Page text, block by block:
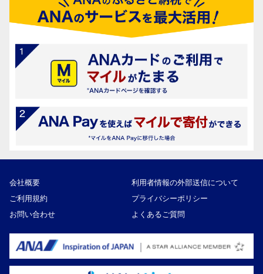
会社概要
利用者情報の外部送信について
ご利用規約
プライバシーポリシー
お問い合わせ
よくあるご質問